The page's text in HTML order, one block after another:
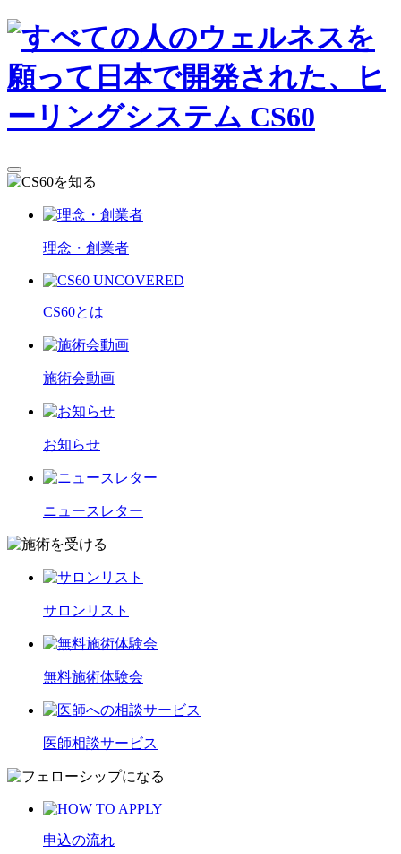
理念・創業者
CS60とは
施術会動画
お知らせ
ニュースレター
サロンリスト
無料施術体験会
医師相談サービス
申込の流れ